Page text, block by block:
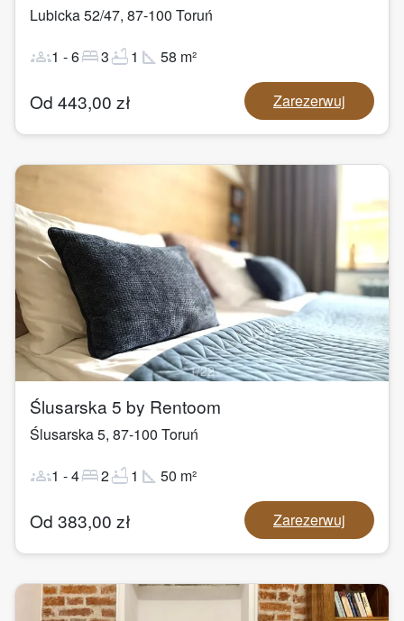
Lubicka 52/47, 87-100 Toruń
groups1 -6bed3bathtub1 square_foot 58 m²
Od 443,00 zł Zarezerwuj
1/22
Ślusarska 5 by Rentoom
Ślusarska 5, 87-100 Toruń
groups1 -4bed2bathtub1 square_foot 50 m²
Od 383,00 zł Zarezerwuj